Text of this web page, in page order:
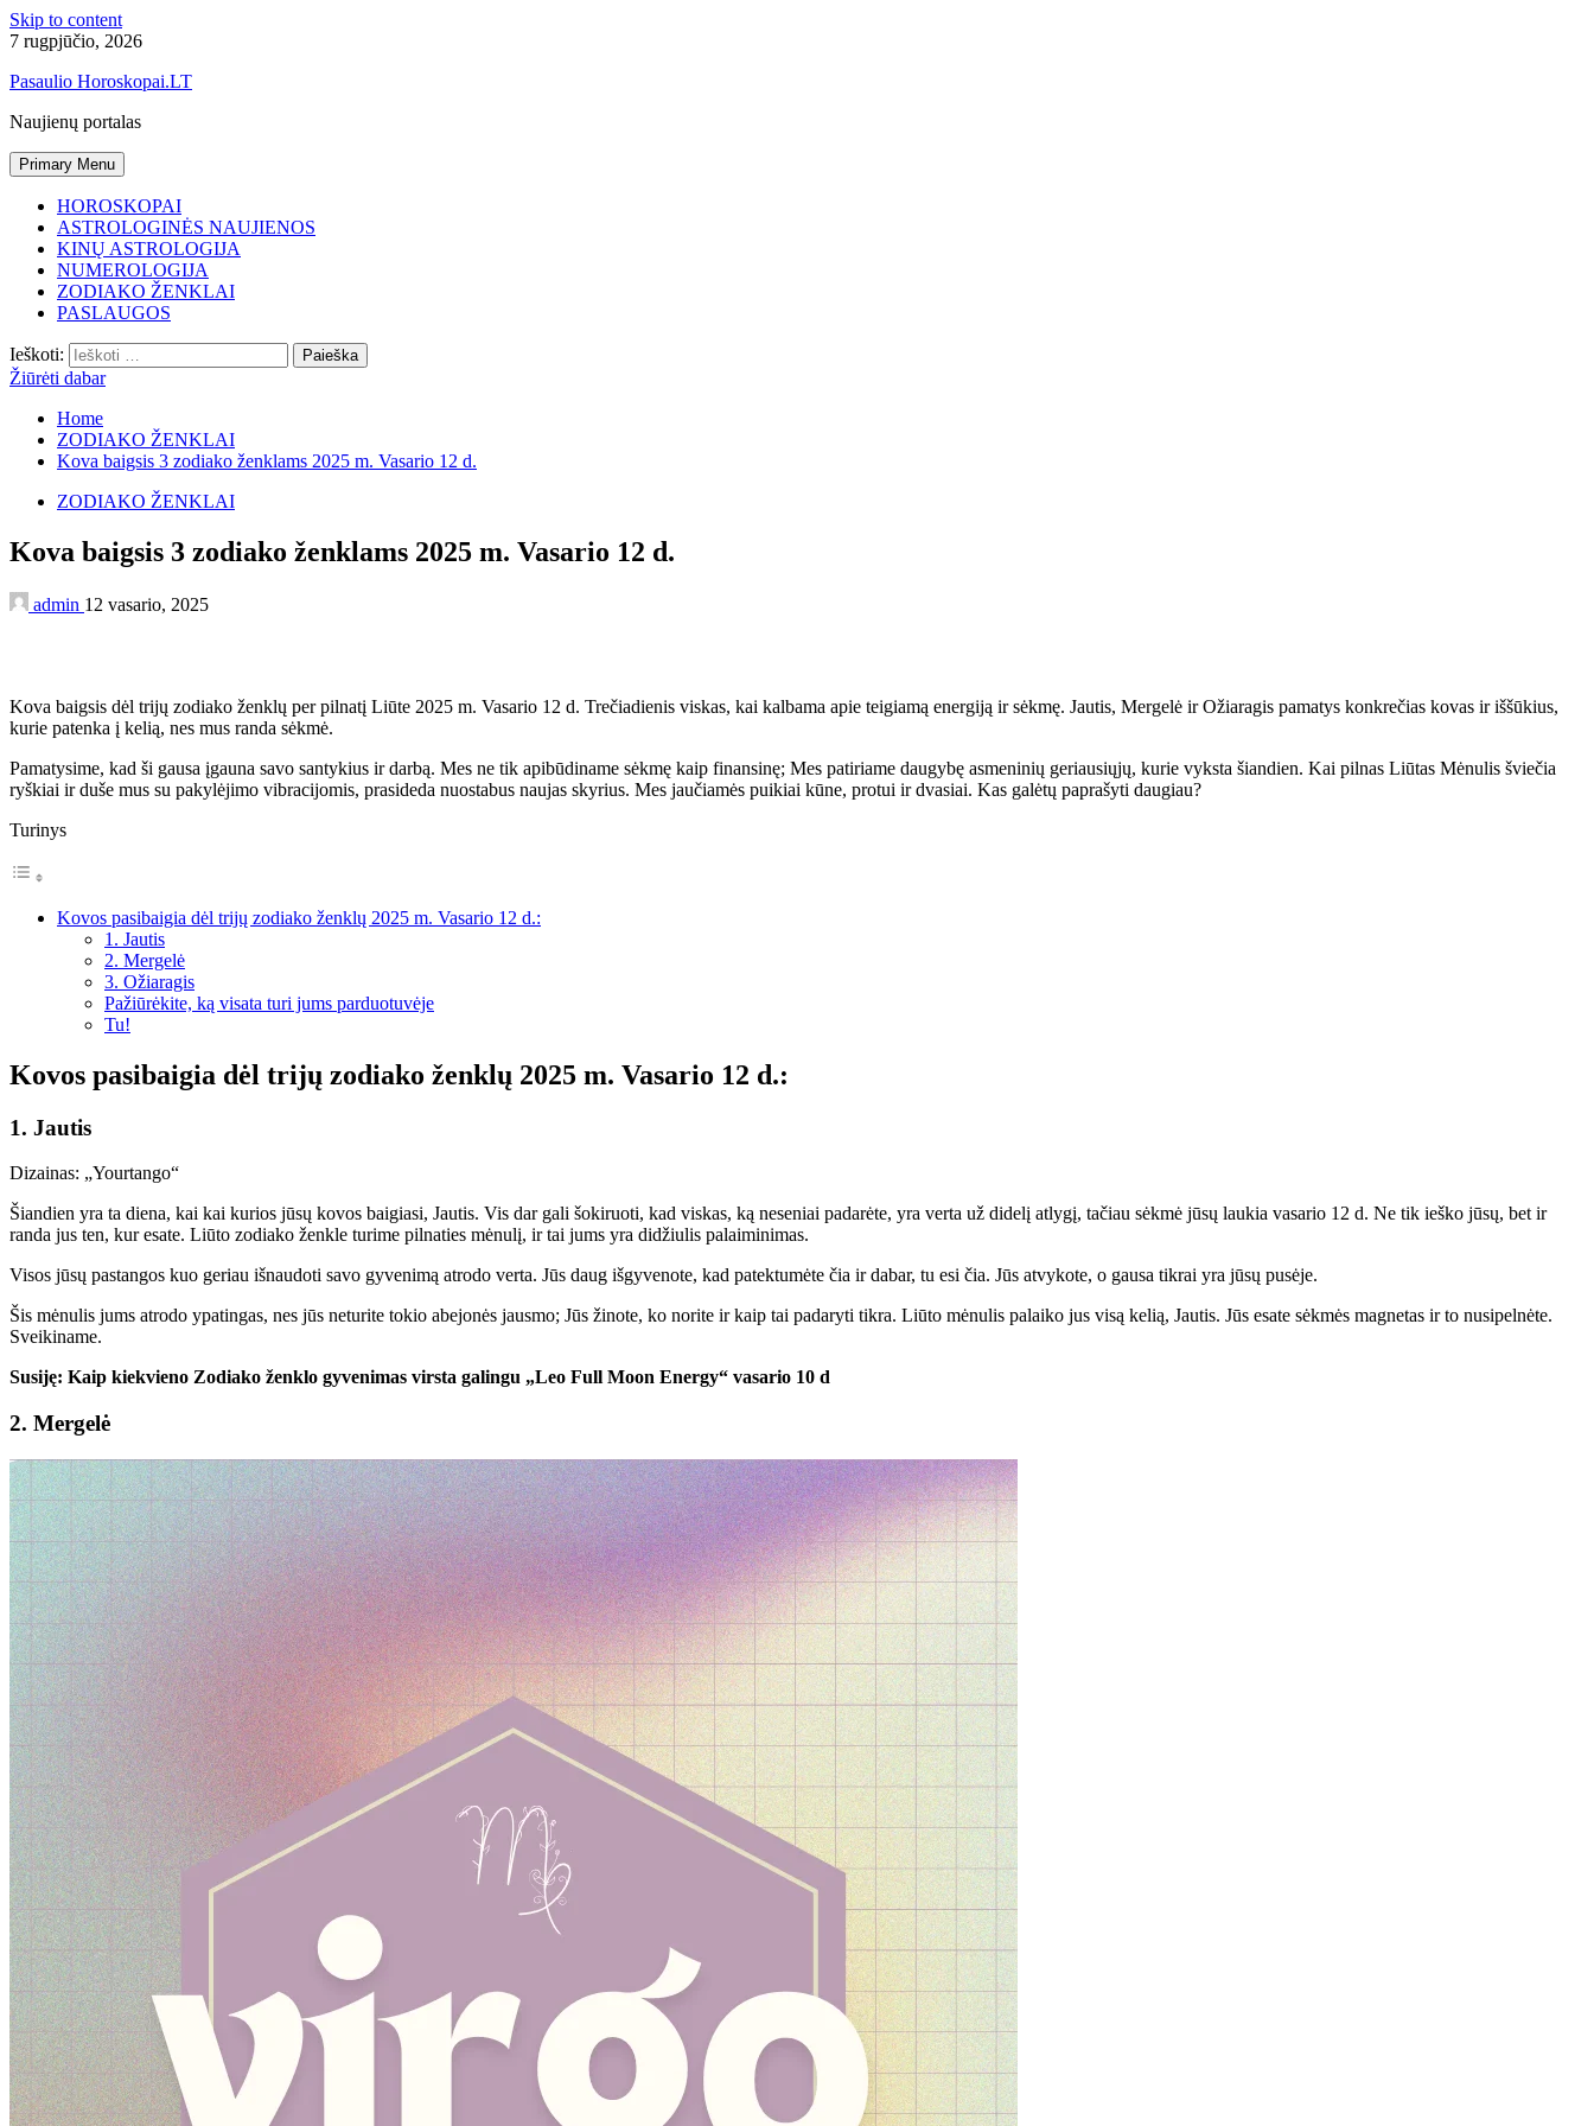
Skip to content
7 rugpjūčio, 2026
Pasaulio Horoskopai.LT
Naujienų portalas
Primary Menu
HOROSKOPAI
ASTROLOGINĖS NAUJIENOS
KINŲ ASTROLOGIJA
NUMEROLOGIJA
ZODIAKO ŽENKLAI
PASLAUGOS
Ieškoti:
Žiūrėti dabar
Home
ZODIAKO ŽENKLAI
Kova baigsis 3 zodiako ženklams 2025 m. Vasario 12 d.
ZODIAKO ŽENKLAI
Kova baigsis 3 zodiako ženklams 2025 m. Vasario 12 d.
admin 12 vasario, 2025
Kova baigsis dėl trijų zodiako ženklų per pilnatį Liūte 2025 m. Vasario 12 d. Trečiadienis viskas, kai kalbama apie teigiamą energiją ir sėkmę. Jautis, Mergelė ir Ožiaragis pamatys konkrečias kovas ir iššūkius,
kurie patenka į kelią, nes mus randa sėkmė.
Pamatysime, kad ši gausa įgauna savo santykius ir darbą. Mes ne tik apibūdiname sėkmę kaip finansinę; Mes patiriame daugybę asmeninių geriausiųjų, kurie vyksta šiandien. Kai pilnas Liūtas Mėnulis šviečia
ryškiai ir duše mus su pakylėjimo vibracijomis, prasideda nuostabus naujas skyrius. Mes jaučiamės puikiai kūne, protui ir dvasiai. Kas galėtų paprašyti daugiau?
Turinys
Kovos pasibaigia dėl trijų zodiako ženklų 2025 m. Vasario 12 d.:
1. Jautis
2. Mergelė
3. Ožiaragis
Pažiūrėkite, ką visata turi jums parduotuvėje
Tu!
Kovos pasibaigia dėl trijų zodiako ženklų 2025 m. Vasario 12 d.:
1. Jautis
Dizainas: „Yourtango“
Šiandien yra ta diena, kai kai kurios jūsų kovos baigiasi, Jautis. Vis dar gali šokiruoti, kad viskas, ką neseniai padarėte, yra verta už didelį atlygį, tačiau sėkmė jūsų laukia vasario 12 d. Ne tik ieško jūsų, bet ir
randa jus ten, kur esate. Liūto zodiako ženkle turime pilnaties mėnulį, ir tai jums yra didžiulis palaiminimas.
Visos jūsų pastangos kuo geriau išnaudoti savo gyvenimą atrodo verta. Jūs daug išgyvenote, kad patektumėte čia ir dabar, tu esi čia. Jūs atvykote, o gausa tikrai yra jūsų pusėje.
Šis mėnulis jums atrodo ypatingas, nes jūs neturite tokio abejonės jausmo; Jūs žinote, ko norite ir kaip tai padaryti tikra. Liūto mėnulis palaiko jus visą kelią, Jautis. Jūs esate sėkmės magnetas ir to nusipelnėte.
Sveikiname.
Susiję: Kaip kiekvieno Zodiako ženklo gyvenimas virsta galingu „Leo Full Moon Energy“ vasario 10 d
2. Mergelė